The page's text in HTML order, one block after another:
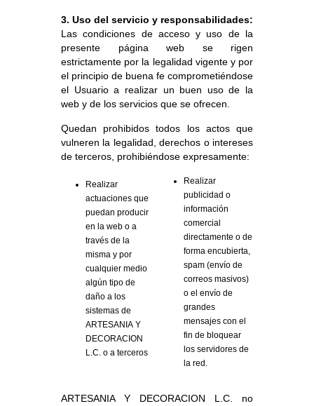
3. Uso del servicio y responsabilidades:
Las condiciones de acceso y uso de la
presente página web se rigen
estrictamente por la legalidad vigente y por
el principio de buena fe comprometiéndose
el Usuario a realizar un buen uso de la
web y de los servicios que se ofrecen.
Quedan prohibidos todos los actos que
vulneren la legalidad, derechos o intereses
de terceros, prohibiéndose expresamente:
Realizar
actuaciones que
puedan producir
en la web o a
través de la
misma y por
cualquier medio
algún tipo de
daño a los
sistemas de
ARTESANIA Y
DECORACION
L.C. o a terceros
Realizar
publicidad o
información
comercial
directamente o de
forma encubierta,
spam (envío de
correos masivos)
o el envío de
grandes
mensajes con el
fin de bloquear
los servidores de
la red.
ARTESANIA Y DECORACION L.C. no